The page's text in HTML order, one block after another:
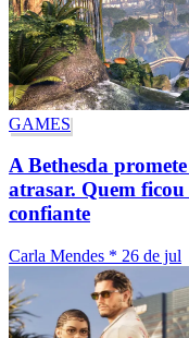
GAMES
A Bethesda
atrasar. Quem
confiante
Carla Mendes * 26 de jul